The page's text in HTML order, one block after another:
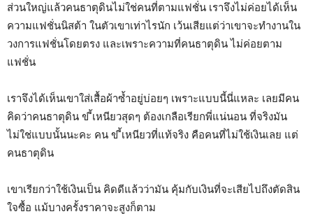
ส่วนใหญ่แล้วคนธาตุดินไม่ใช่คนที่ตามแฟชั่น เราจึงไม่ค่อยได้เห็น
ความแฟชั่นนิสต้า ในตัวเขาเท่าไรนัก เว้นเสียแต่ว่าเขาจะทำงานใน
วงการแฟชั่นโดยตรง และเพราะความที่คนธาตุดิน ไม่ค่อยตาม
แฟชั่น
เราจึงได้เห็นเขาใส่เสื้อผ้าซ้ำอยู่บ่อยๆ เพราะแบบนี้นี่แหละ เลยมีคน
คิดว่าคนธาตุดิน ข ี้เหนียวสุดๆ ต้องเกลือเรียกพี่แน่นอน ที่จริงมัน
ไม่ใช่แบบนั้นนะคะ คน ข ี้เหนียวที่แท้จริง คือคนที่ไม่ใช้เงินเลย แต่
คนธาตุดิน
เขาเรียกว่าใช้เงินเป็น คิดดีแล้วว่ามัน คุ้มกับเงินที่จะเสียไปถึงตัดสิน
ใจซื้อ แม้บางครั้งราคาจะสูงก็ตาม